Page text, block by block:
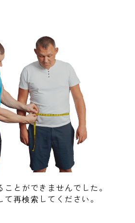
ことができませんでした。
再検索してください。